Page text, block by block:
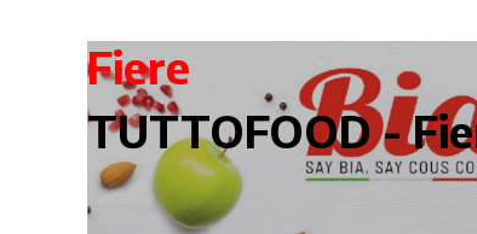
Fiere
TUTTOFOOD -